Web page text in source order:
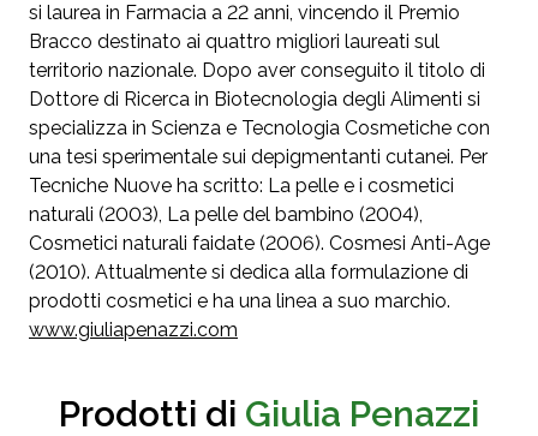
si laurea in Farmacia a 22 anni, vincendo il Premio
Bracco destinato ai quattro migliori laureati sul
territorio nazionale. Dopo aver conseguito il titolo di
Dottore di Ricerca in Biotecnologia degli Alimenti si
specializza in Scienza e Tecnologia Cosmetiche con
una tesi sperimentale sui depigmentanti cutanei. Per
Tecniche Nuove ha scritto: La pelle e i cosmetici
naturali (2003), La pelle del bambino (2004),
Cosmetici naturali faidate (2006). Cosmesi Anti-Age
(2010). Attualmente si dedica alla formulazione di
prodotti cosmetici e ha una linea a suo marchio.
www.giuliapenazzi.com
Prodotti di Giulia Penazzi